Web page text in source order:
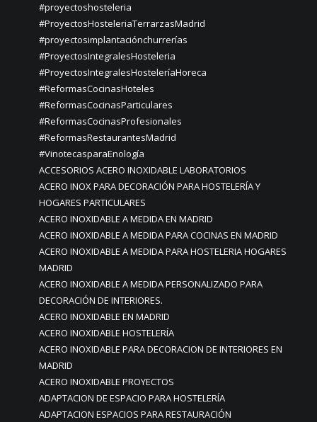
#proyectoshosteleria
#ProyectosHosteleriaTerrarzasMadrid
#proyectosimplantaciónchurrerías
#ProyectosIntegralesHosteleria
#ProyectosIntegralesHosteleríaHoreca
#ReformasCocinasHoteles
#ReformasCocinasParticulares
#ReformasCocinasProfesionales
#ReformasRestaurantesMadrid
#VinotecasparaEnología
ACCESORIOS ACERO INOXIDABLE LABORATORIOS
ACERO INOX PARA DECORACIÓN PARA HOSTELERÍA Y
HOGARES PARTICULARES
ACERO INOXIDABLE A MEDIDA EN MADRID
ACERO INOXIDABLE A MEDIDA PARA COCINAS EN MADRID
ACERO INOXIDABLE A MEDIDA PARA HOSTELERIA HOGARES
MADRID
ACERO INOXIDABLE A MEDIDA PERSONALIZADO PARA
DECORACIÓN DE INTERIORES.
ACERO INOXIDABLE EN MADRID
ACERO INOXIDABLE HOSTELERÍA
ACERO INOXIDABLE PARA DECORACION DE INTERIORES EN
MADRID
ACERO INOXIDABLE PROYECTOS
ADAPTACION DE ESPACIO PARA HOSTELERÍA
ADAPTACION ESPACIOS PARA RESTAURACIÓN